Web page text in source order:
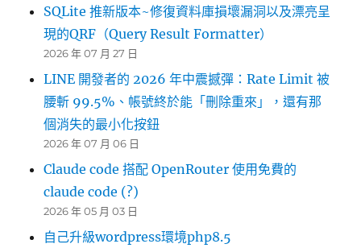
SQLite 推新版本~修復資料庫損壞漏洞以及漂亮呈
現的QRF（Query Result Formatter）
2026 年 07 月 27 日
LINE 開發者的 2026 年中震撼彈：Rate Limit 被
腰斬 99.5%、帳號終於能「刪除重來」，還有那
個消失的最小化按鈕
2026 年 07 月 06 日
Claude code 搭配 OpenRouter 使用免費的
claude code (?)
2026 年 05 月 03 日
自己升級wordpress環境php8.5